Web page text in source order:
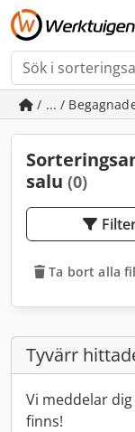
/ ... /
salu (0)
Ta bort alla
Tyvärr
Vi meddelar
finns!